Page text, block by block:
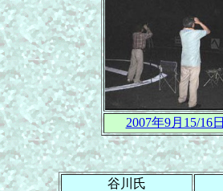
2007年9月15/16日
谷川氏